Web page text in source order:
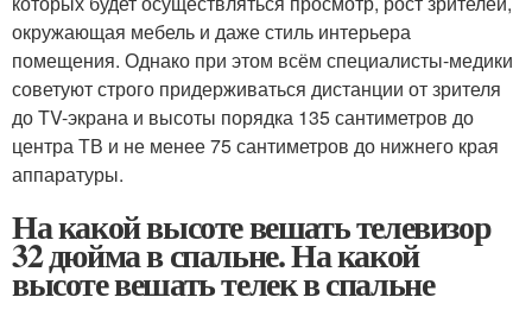
окружающая мебель и даже стиль интерьера
помещения. Однако при этом всём специалисты-медики
советуют строго придерживаться дистанции от зрителя
до TV-экрана и высоты порядка 135 сантиметров до
центра ТВ и не менее 75 сантиметров до нижнего края
аппаратуры.
На какой высоте вешать телевизор
32 дюйма в спальне. На какой
высоте вешать телек в спальне